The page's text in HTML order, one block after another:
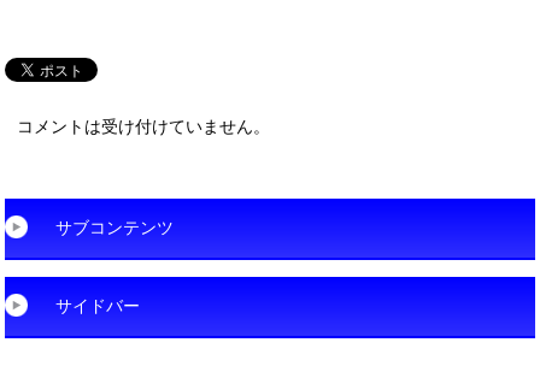
コメントは受け付けていません。
サブコンテンツ
サイドバー